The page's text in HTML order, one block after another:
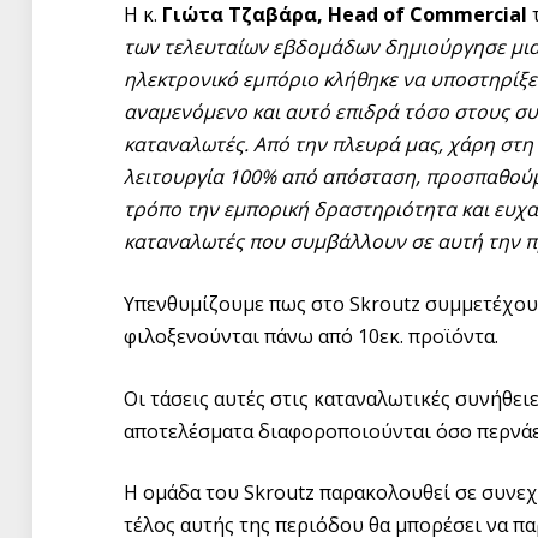
Η κ. Γιώτα Τζαβάρα, Head of Commercial
των τελευταίων εβδομάδων δημιούργησε
ηλεκτρονικό εμπόριο κλήθηκε να
αναμενόμενο και αυτό επιδρά τόσο στους
καταναλωτές. Από την πλευρά μας, χάρη
λειτουργία 100% από απόσταση,
τρόπο την εμπορική δραστηριότητα και
καταναλωτές που συμβάλλουν σε αυτή την
Υπενθυμίζουμε πως στο Skroutz
φιλοξενούνται πάνω από 10εκ. προϊόντα.
Οι τάσεις αυτές στις καταναλωτικές
αποτελέσματα διαφοροποιούνται όσο
Η ομάδα του Skroutz παρακολουθεί σε
τέλος αυτής της περιόδου θα μπορέσει να